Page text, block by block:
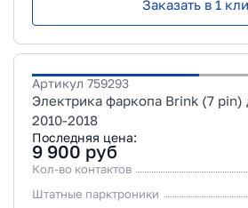
Заказать в 1
Артикул 759293
Электрика фаркопа Brink (7 pin)
2010-2018
Последняя цена:
9 900 руб
Кол-во контактов
Штатные парктроники